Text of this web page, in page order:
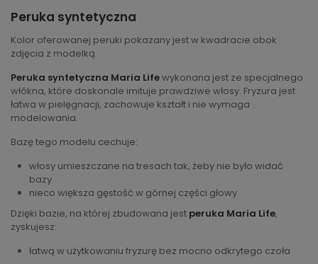
Peruka syntetyczna
Kolor oferowanej peruki pokazany jest w kwadracie obok
zdjęcia z modelką.
Peruka syntetyczna Maria Lifewykonana jest ze specjalnego
włókna, które doskonale imituje prawdziwe włosy. Fryzura jest
łatwa w pielęgnacji, zachowuje kształt i nie wymaga
modelowania.
Bazę tego modelu cechuje:
włosy umieszczane na tresach tak, żeby nie było widać
bazy
nieco większa gęstość w górnej części głowy
Dzięki bazie, na której zbudowana jest peruka Maria Life,
zyskujesz:
łatwą w użytkowaniu fryzurę bez mocno odkrytego czoła